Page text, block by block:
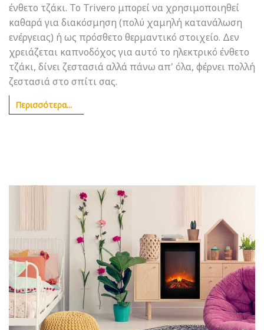
ένθετο τζάκι. Το Trivero μπορεί να χρησιμοποιηθεί
καθαρά για διακόσμηση (πολύ χαμηλή κατανάλωση
ενέργειας) ή ως πρόσθετο θερμαντικό στοιχείο. Δεν
χρειάζεται καπνοδόχος για αυτό το ηλεκτρικό ένθετο
τζάκι, δίνει ζεστασιά αλλά πάνω απ' όλα, φέρνει πολλή
ζεστασιά στο σπίτι σας.
Περισσότερα...